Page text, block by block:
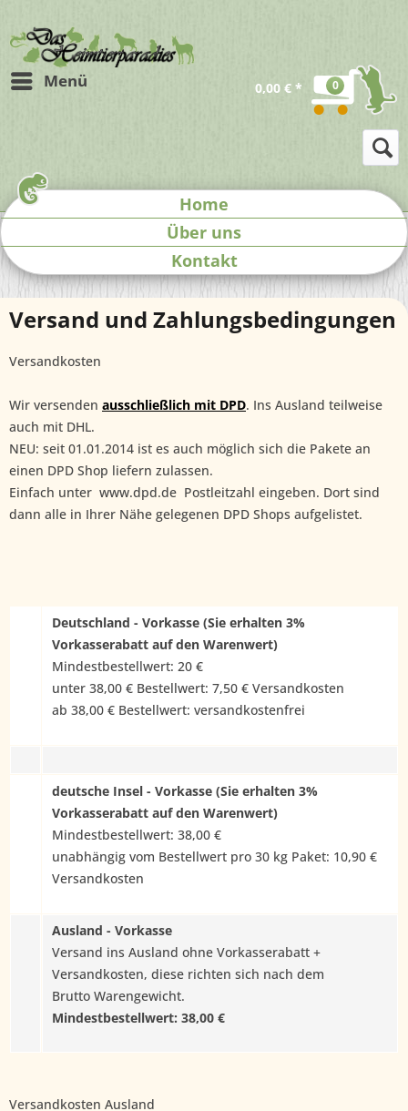
Menü 0
0,00 € *
Home
Über uns
Kontakt
Versand und Zahlungsbedingungen
Versandkosten
Wir versenden ausschließlich mit DPD. Ins Ausland teilweise
auch mit DHL.
NEU: seit 01.01.2014 ist es auch möglich sich die Pakete an
einen DPD Shop liefern zulassen.
Einfach unter www.dpd.de Postleitzahl eingeben. Dort sind
dann alle in Ihrer Nähe gelegenen DPD Shops aufgelistet.
Deutschland - Vorkasse (Sie erhalten 3%
Vorkasserabatt auf den Warenwert)
Mindestbestellwert: 20 €
unter 38,00 € Bestellwert: 7,50 € Versandkosten
ab 38,00 € Bestellwert: versandkostenfrei
deutsche Insel - Vorkasse (Sie erhalten 3%
Vorkasserabatt auf den Warenwert)
Mindestbestellwert: 38,00 €
unabhängig vom Bestellwert pro 30 kg Paket: 10,90 €
Versandkosten
Ausland - Vorkasse
Versand ins Ausland ohne Vorkasserabatt +
Versandkosten, diese richten sich nach dem
Brutto Warengewicht.
Mindestbestellwert: 38,00 €
Versandkosten Ausland